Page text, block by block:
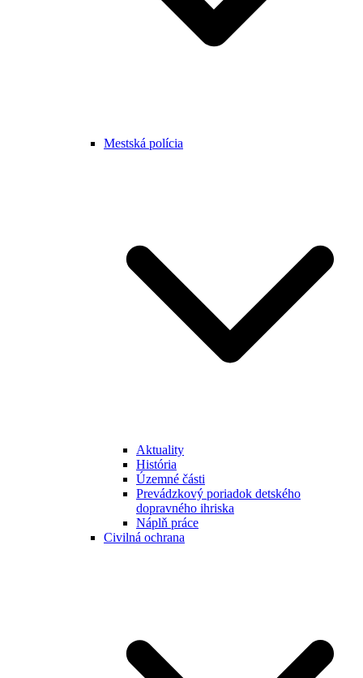
Mestská polícia
Aktuality
História
Územné části
Prevádzkový poriadok detského
dopravného ihriska
Náplň práce
Civilná ochrana